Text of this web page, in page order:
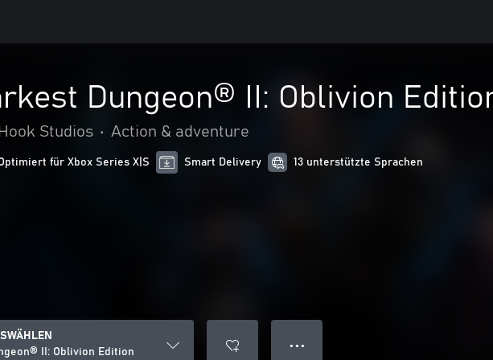
Dungeon® II: Oblivion
Studios • Action & adventure
für Xbox Series X|S Smart Delivery 13 unterstützte Sprachen
II: Oblivion Edition
● ● ●